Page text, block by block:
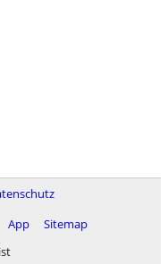
App
Sitemap